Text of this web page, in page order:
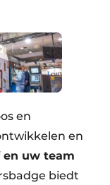
en
en
en uw team
biedt